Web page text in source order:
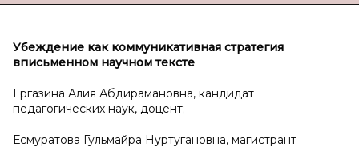
Убеждение как коммуникативная стратегия
вписьменном научном тексте
Ергазина Алия Абдирамановна, кандидат
педагогических наук, доцент;
Есмуратова Гульмайра Нуртугановна, магистрант